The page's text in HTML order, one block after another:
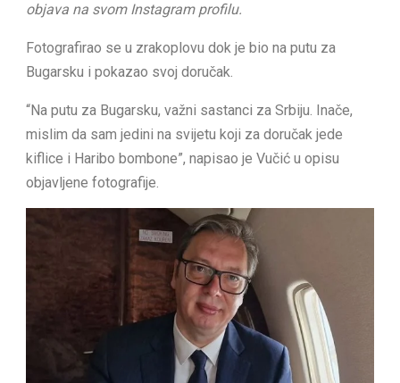
objava na svom Instagram profilu.
Fotografirao se u zrakoplovu dok je bio na putu za
Bugarsku i pokazao svoj doručak.
“Na putu za Bugarsku, važni sastanci za Srbiju. Inače,
mislim da sam jedini na svijetu koji za doručak jede
kiflice i Haribo bombone”, napisao je Vučić u opisu
objavljene fotografije.